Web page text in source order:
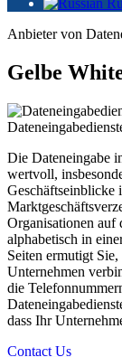
Anbieter von
Gelbe
Die Dateneingabe
wertvoll,
Geschäftseinblicke
Organisationen auf
alphabetisch in
Seiten ermutigt
Unternehmen
die
dass Ihr
Contact Us